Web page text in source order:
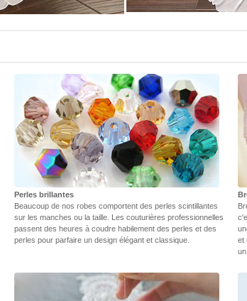
Perles brillantes
Beaucoup de nos robes comportent des perles scintillantes
sur les manches ou la taille. Les couturières professionnelles
passent des heures à coudre habilement des perles et des
perles pour parfaire un design élégant et classique.
et